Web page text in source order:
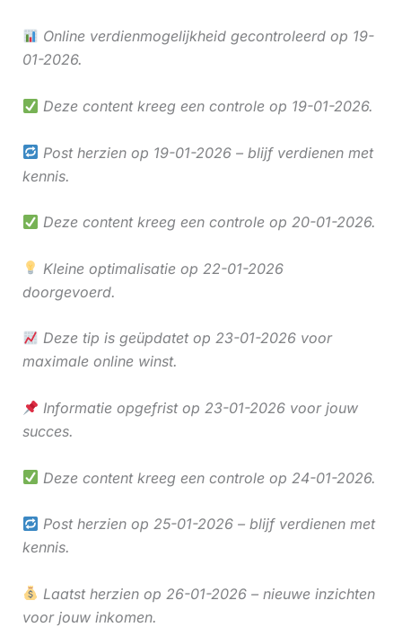
Online verdienmogelijkheid gecontroleerd op 19-
01-2026.
Deze content kreeg een controle op 19-01-2026.
Post herzien op 19-01-2026 – blijf verdienen met
kennis.
Deze content kreeg een controle op 20-01-2026.
Kleine optimalisatie op 22-01-2026
doorgevoerd.
Deze tip is geüpdatet op 23-01-2026 voor
maximale online winst.
Informatie opgefrist op 23-01-2026 voor jouw
succes.
Deze content kreeg een controle op 24-01-2026.
Post herzien op 25-01-2026 – blijf verdienen met
kennis.
Laatst herzien op 26-01-2026 – nieuwe inzichten
voor jouw inkomen.